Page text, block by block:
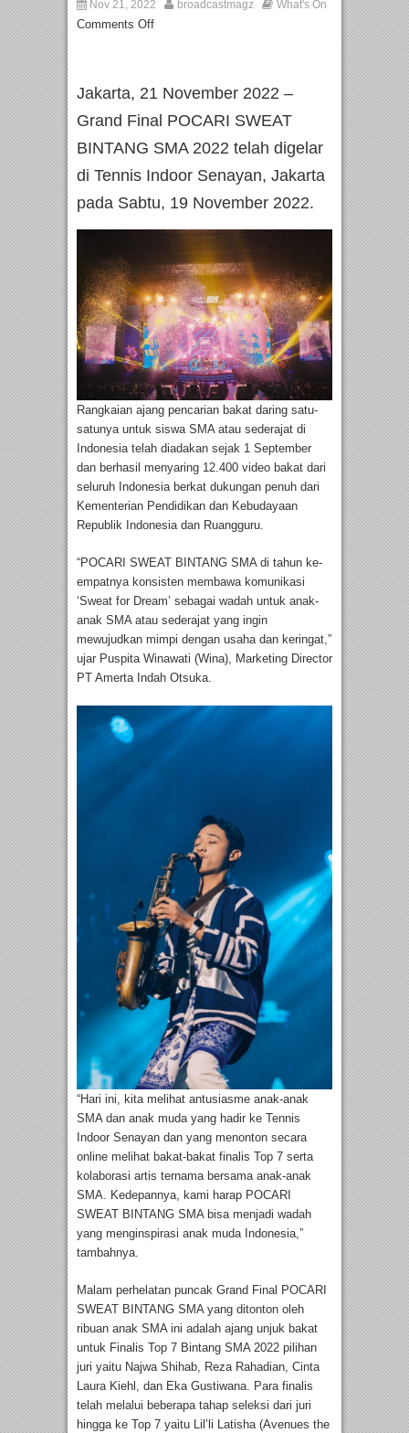
Nov 21, 2022 broadcastmagz What's On
Comments Off
Jakarta, 21 November 2022 –
Grand Final POCARI SWEAT
BINTANG SMA 2022 telah digelar
di Tennis Indoor Senayan, Jakarta
pada Sabtu, 19 November 2022.
Rangkaian ajang pencarian bakat daring satu-
satunya untuk siswa SMA atau sederajat di
Indonesia telah diadakan sejak 1 September
dan berhasil menyaring 12.400 video bakat dari
seluruh Indonesia berkat dukungan penuh dari
Kementerian Pendidikan dan Kebudayaan
Republik Indonesia dan Ruangguru.
“POCARI SWEAT BINTANG SMA di tahun ke-
empatnya konsisten membawa komunikasi
‘Sweat for Dream’ sebagai wadah untuk anak-
anak SMA atau sederajat yang ingin
mewujudkan mimpi dengan usaha dan keringat,”
ujar Puspita Winawati (Wina), Marketing Director
PT Amerta Indah Otsuka.
“Hari ini, kita melihat antusiasme anak-anak
SMA dan anak muda yang hadir ke Tennis
Indoor Senayan dan yang menonton secara
online melihat bakat-bakat finalis Top 7 serta
kolaborasi artis ternama bersama anak-anak
SMA. Kedepannya, kami harap POCARI
SWEAT BINTANG SMA bisa menjadi wadah
yang menginspirasi anak muda Indonesia,”
tambahnya.
Malam perhelatan puncak Grand Final POCARI
SWEAT BINTANG SMA yang ditonton oleh
ribuan anak SMA ini adalah ajang unjuk bakat
untuk Finalis Top 7 Bintang SMA 2022 pilihan
juri yaitu Najwa Shihab, Reza Rahadian, Cinta
Laura Kiehl, dan Eka Gustiwana. Para finalis
telah melalui beberapa tahap seleksi dari juri
hingga ke Top 7 yaitu Lil’li Latisha (Avenues the